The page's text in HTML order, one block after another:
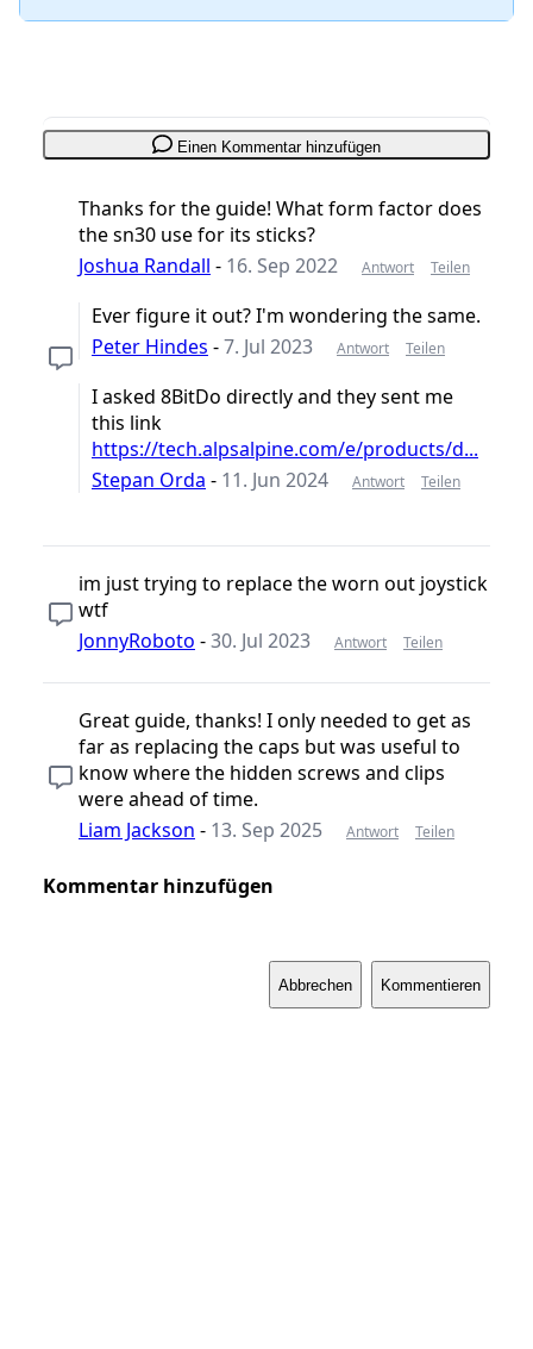
Einen Kommentar hinzufügen
Thanks for the guide! What form factor does
the sn30 use for its sticks?
Joshua Randall - 16. Sep 2022 Antwort Teilen
Ever figure it out? I'm wondering the same.
Peter Hindes -7. Jul 2023 Antwort Teilen
I asked 8BitDo directly and they sent me
this link
https://tech.alpsalpine.com/e/products/d...
Stepan Orda - 11. Jun 2024 Antwort Teilen
im just trying to replace the worn out joystick
wtf
JonnyRoboto -30. Jul 2023 Antwort Teilen
Great guide, thanks! I only needed to get as
far as replacing the caps but was useful to
know where the hidden screws and clips
were ahead of time.
Liam Jackson - 13. Sep 2025 Antwort Teilen
Kommentar hinzufügen
Abbrechen Kommentieren